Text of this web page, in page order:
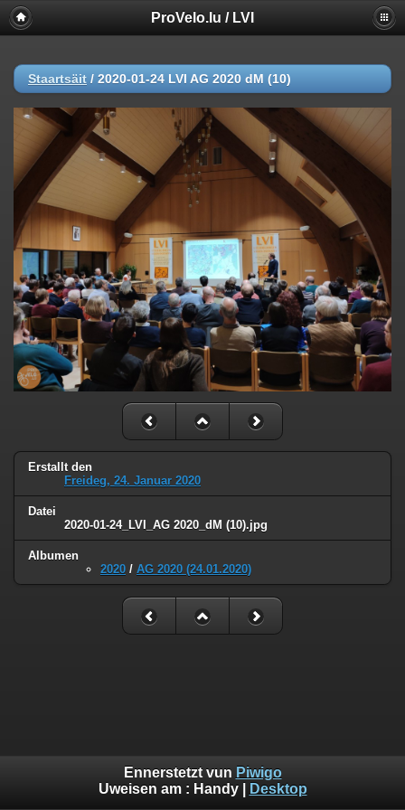
ProVelo.lu / LVI
Staartsäit / 2020-01-24 LVI AG 2020 dM (10)
Erstallt den
Freideg, 24. Januar 2020
Datei
2020-01-24_LVI_AG 2020_dM (10).jpg
Albumen
2020 / AG 2020 (24.01.2020)
Ennerstetzt vun Piwigo
Uweisen am : Handy| Desktop